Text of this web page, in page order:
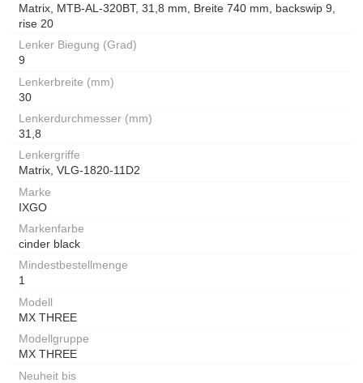
Matrix, MTB-AL-320BT, 31,8 mm, Breite 740 mm, backswip 9,
rise 20
Lenker Biegung (Grad)
9
Lenkerbreite (mm)
30
Lenkerdurchmesser (mm)
31,8
Lenkergriffe
Matrix, VLG-1820-11D2
Marke
IXGO
Markenfarbe
cinder black
Mindestbestellmenge
1
Modell
MX THREE
Modellgruppe
MX THREE
Neuheit bis